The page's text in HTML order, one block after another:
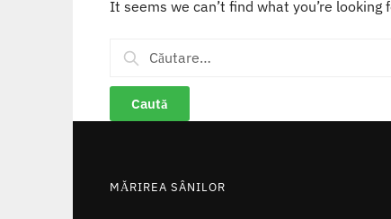
It seems we can’t find what you’re looking
Caută
după:
MĂRIREA SÂNILOR